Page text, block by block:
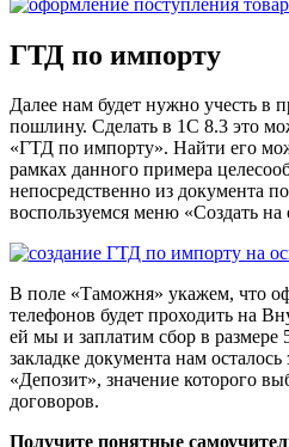
ГТД по импорту
Далее нам будет нужно учесть в
пошлину. Сделать в 1С 8.3 это
«ГТД по импорту». Найти его
рамках данного примера
непосредственно из документа
воспользуемся меню «Создать на
В поле «Таможня» укажем, что
телефонов будет проходить на
ей мы и заплатим сбор в размере
закладке документа нам
«Депозит», значение которого
договоров.
Получите понятные